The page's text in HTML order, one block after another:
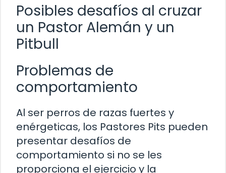
Posibles desafíos al cruzar
un Pastor Alemán y un
Pitbull
Problemas de
comportamiento
Al ser perros de razas fuertes y
enérgeticas, los Pastores Pits pueden
presentar desafíos de
comportamiento si no se les
proporciona el ejercicio y la